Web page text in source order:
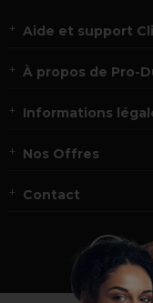
Aide et support
À propos de Pro-
Informations
Nos Offres
Contact